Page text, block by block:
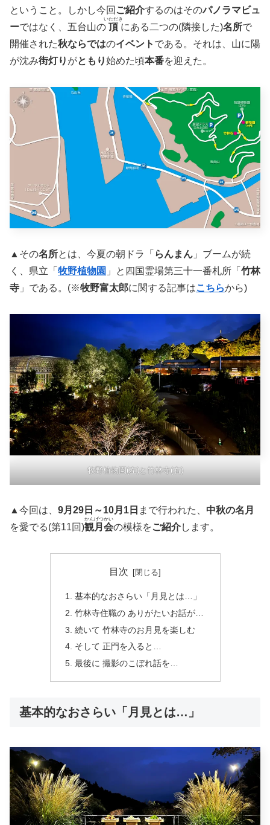
ということ。しかし今回 ご紹介するのはそのパノラマビュ
ーではなく、五台山の 頂
いただき
にある二つの(隣接した)名所で
開催された秋ならではのイベント である。それは、山に陽
が沈み街灯り がともり始めた頃本番を迎えた。
▲その名所とは、今夏の朝ドラ「 らんまん 」ブームが続
く、県立「 牧野植物園 」と四国霊場第三十一番札所「 竹林
寺 」である。(※牧野富太郎に関する記事はこちらから)
牧野植物園(左)と竹林寺(右)
▲今回は、 9月29日～10月1日 まで行われた、 中秋の名月
を愛でる(第11回)観月会
かんげつかい
の模様をご紹介します。
目次
基本的なおさらい「月見とは…」
竹林寺住職の ありがたいお話が…
続いて 竹林寺のお月見を楽しむ
そして 正門を入ると…
最後に 撮影のこぼれ話を…
基本的なおさらい「月見とは…」